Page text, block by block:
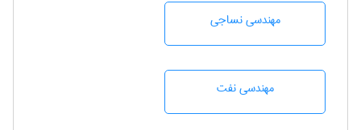
مهندسي نساجی
مهندسی نفت